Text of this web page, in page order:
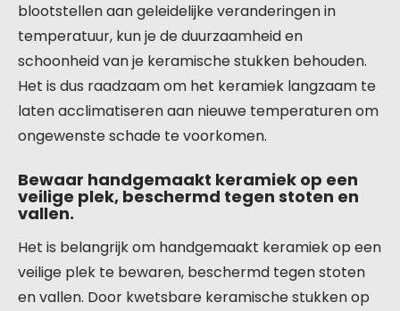
blootstellen aan geleidelijke veranderingen in
temperatuur, kun je de duurzaamheid en
schoonheid van je keramische stukken behouden.
Het is dus raadzaam om het keramiek langzaam te
laten acclimatiseren aan nieuwe temperaturen om
ongewenste schade te voorkomen.
Bewaar handgemaakt keramiek op een
veilige plek, beschermd tegen stoten en
vallen.
Het is belangrijk om handgemaakt keramiek op een
veilige plek te bewaren, beschermd tegen stoten
en vallen. Door kwetsbare keramische stukken op